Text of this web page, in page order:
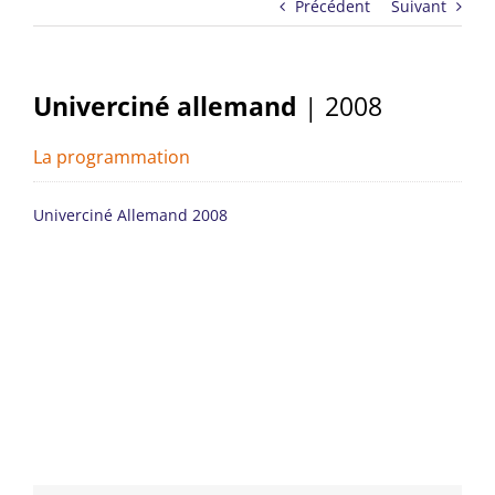
Précédent Suivant
Univerciné allemand | 2008
La programmation
Univerciné Allemand 2008